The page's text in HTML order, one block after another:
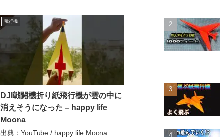
飛行機
DJI戦闘機折り紙飛行機が雲の中に
消えそうになった – happy life
Moona
出典：YouTube / happy life Moona